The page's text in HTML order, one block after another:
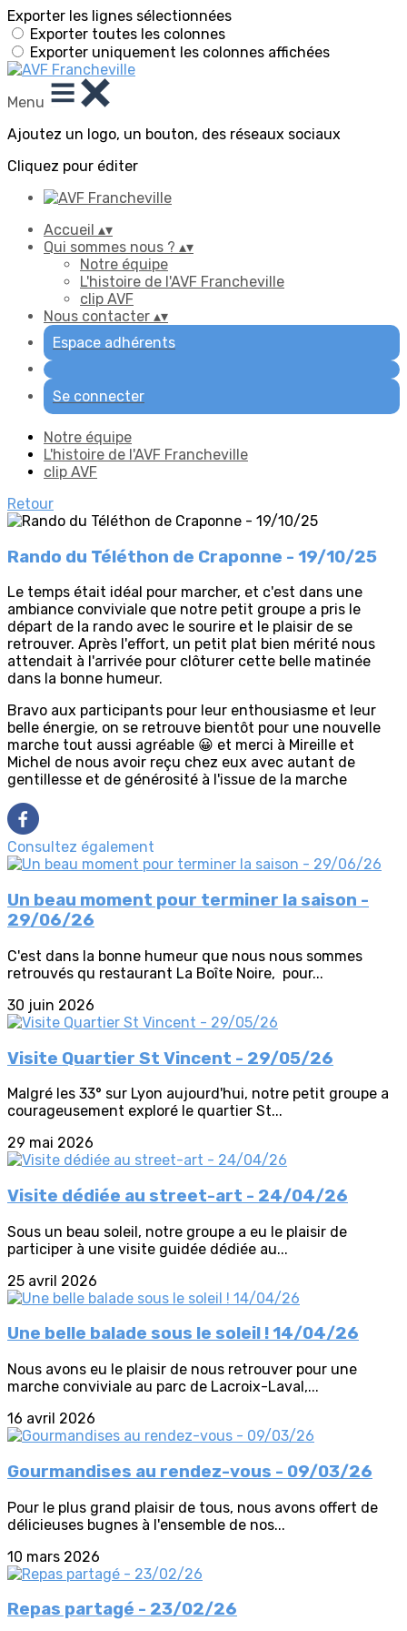
Exporter les lignes sélectionnées
Exporter toutes les colonnes
Exporter uniquement les colonnes affichées
Menu
Ajoutez un logo, un bouton, des réseaux sociaux
Cliquez pour éditer
Accueil ▴▾
Qui sommes nous ? ▴▾
Notre équipe
L'histoire de l'AVF Francheville
clip AVF
Nous contacter ▴▾
Espace adhérents
Se connecter
Notre équipe
L'histoire de l'AVF Francheville
clip AVF
Retour
Rando du Téléthon de Craponne - 19/10/25
Le temps était idéal pour marcher, et c'est dans une
ambiance conviviale que notre petit groupe a pris le
départ de la rando avec le sourire et le plaisir de se
retrouver. Après l'effort, un petit plat bien mérité nous
attendait à l'arrivée pour clôturer cette belle matinée
dans la bonne humeur.
Bravo aux participants pour leur enthousiasme et leur
belle énergie, on se retrouve bientôt pour une nouvelle
marche tout aussi agréable 😀 et merci à Mireille et
Michel de nous avoir reçu chez eux avec autant de
gentillesse et de générosité à l'issue de la marche
Consultez également
Un beau moment pour terminer la saison -
29/06/26
C'est dans la bonne humeur que nous nous sommes
retrouvés qu restaurant La Boîte Noire, pour...
30 juin 2026
Visite Quartier St Vincent - 29/05/26
Malgré les 33° sur Lyon aujourd'hui, notre petit groupe a
courageusement exploré le quartier St...
29 mai 2026
Visite dédiée au street-art - 24/04/26
Sous un beau soleil, notre groupe a eu le plaisir de
participer à une visite guidée dédiée au...
25 avril 2026
Une belle balade sous le soleil ! 14/04/26
Nous avons eu le plaisir de nous retrouver pour une
marche conviviale au parc de Lacroix-Laval,...
16 avril 2026
Gourmandises au rendez-vous - 09/03/26
Pour le plus grand plaisir de tous, nous avons offert de
délicieuses bugnes à l'ensemble de nos...
10 mars 2026
Repas partagé - 23/02/26